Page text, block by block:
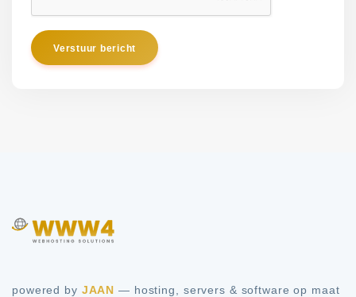
Verstuur bericht
powered by JAAN — hosting, servers & software op maat